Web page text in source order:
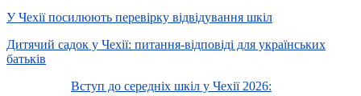
У Чехії посилюють перевірку відвідування шкіл
Дитячий садок у Чехії: питання-відповіді для українських
батьків
Вступ до середніх шкіл у Чехії 2026: